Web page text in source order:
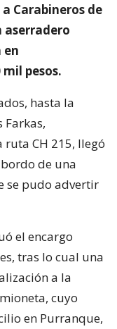
Carabineros de
aserradero
pesos.
hasta la
Farkas,
CH 215, llegó
de una
se pudo advertir
el encargo
tras lo cual una
a la
cuyo
en Purranque,